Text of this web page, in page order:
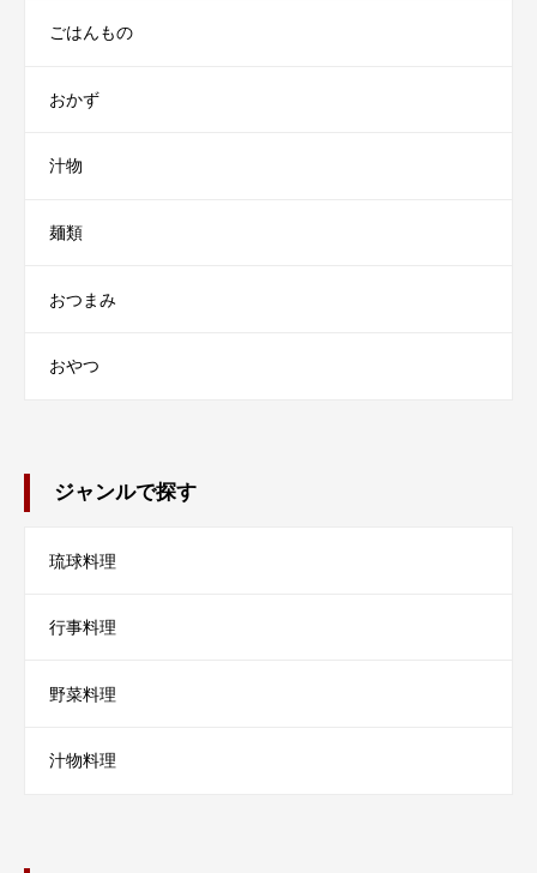
ごはんもの
おかず
汁物
麺類
おつまみ
おやつ
ジャンルで探す
琉球料理
行事料理
野菜料理
汁物料理